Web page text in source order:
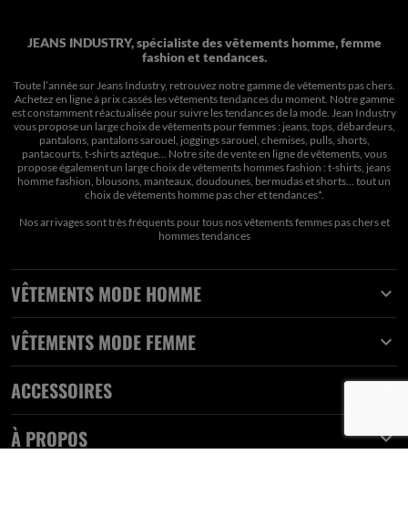
JEANS INDUSTRY, spécialiste des vêtements homme, femme
fashion et tendances.
Toute l’année sur Jeans Industry, retrouvez notre gamme de vêtements pas chers.
Achetez en ligne à prix cassés les vêtements tendances du moment. Notre gamme
est constamment réactualisée pour suivre les tendances de la mode. Jean Industry
vous propose un large choix de vêtements pour femmes : jeans, tops, débardeurs,
pantalons, pantalons sarouel, joggings sarouel, chemises, pulls, shorts,
pantacourts, t-shirts aztèque... Notre site de vente en ligne de vêtements, vous
propose également un large choix de vêtements hommes fashion : t-shirts, jeans
homme fashion, blousons, manteaux, doudounes, bermudas et shorts… tout un
choix devêtements homme pas cher et tendances*.
Nos arrivages sont très fréquents pour tous nosvêtements femmes pas cherset
hommes tendances
VÊTEMENTS MODE HOMME 
VÊTEMENTS MODE FEMME 
ACCESSOIRES
À PROPOS 